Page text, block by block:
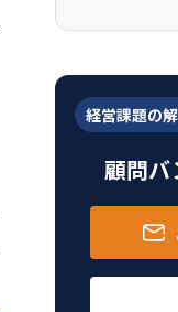
経営課題の
顧問バ